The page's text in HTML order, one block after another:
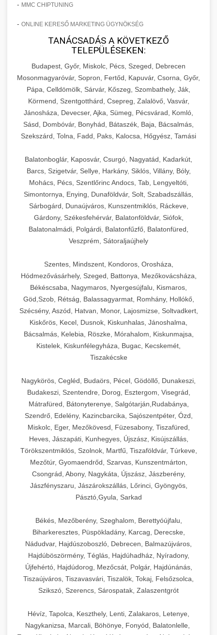
- MMC CHIPTUNING
- ONLINE KERESŐ MARKETING ÜGYNÖKSÉG
TANÁCSADÁS A KÖVETKEZŐ
TELEPÜLÉSEKEN:
Budapest, Győr, Miskolc, Pécs, Szeged, Debrecen
Mosonmagyaróvár, Sopron, Fertőd, Kapuvár, Csorna, Győr,
Pápa, Celldömölk, Sárvár, Kőszeg, Szombathely, Ják,
Körmend, Szentgotthárd, Csepreg, Zalalövő, Vasvár,
Jánosháza, Devecser, Ajka, Sümeg, Pécsvárad, Komló,
Sásd, Dombóvár, Bonyhád, Bátaszék, Baja, Bácsalmás,
Szekszárd, Tolna, Fadd, Paks, Kalocsa, Hőgyész, Tamási
Balatonboglár, Kaposvár, Csurgó, Nagyatád, Kadarkút,
Barcs, Szigetvár, Sellye, Harkány, Siklós, Villány, Bóly,
Mohács, Pécs, Szentlőrinc Andocs, Tab, Lengyeltóti,
Simontornya, Enying, Dunaföldvár, Solt, Szabadszállás,
Sárbogárd, Dunaújváros, Kunszentmiklós, Ráckeve,
Gárdony, Székesfehérvár, Balatonföldvár, Siófok,
Balatonalmádi, Polgárdi, Balatonfűzfő, Balatonfüred,
Veszprém, Sátoraljaújhely
Szentes, Mindszent, Kondoros, Orosháza,
Hódmezővásárhely, Szeged, Battonya, Mezőkovácsháza,
Békéscsaba, Nagymaros, Nyergesújfalu, Kismaros,
Göd,Szob, Rétság, Balassagyarmat, Romhány, Hollókő,
Szécsény, Aszód, Hatvan, Monor, Lajosmizse, Soltvadkert,
Kiskőrös, Kecel, Dusnok, Kiskunhalas, Jánoshalma,
Bácsalmás, Kelebia, Röszke, Mórahalom, Kiskunmajsa,
Kistelek, Kiskunfélegyháza, Bugac, Kecskemét,
Tiszakécske
Nagykörös, Cegléd, Budaörs, Pécel, Gödöllő, Dunakeszi,
Budakeszi, Szentendre, Dorog, Esztergom, Visegrád,
Mátrafüred, Bátonyterenye, Salgótarján,Rudabánya,
Szendrő, Edelény, Kazincbarcika, Sajószentpéter, Ózd,
Miskolc, Eger, Mezőkövesd, Füzesabony, Tiszafüred,
Heves, Jászapáti, Kunhegyes, Újszász, Kisújszállás,
Törökszentmiklós, Szolnok, Martfű, Tiszaföldvár, Túrkeve,
Mezőtúr, Gyomaendrőd, Szarvas, Kunszentmárton,
Csongrád, Abony, Nagykáta, Újszász, Jászberény,
Jászfényszaru, Jászárokszállás, Lőrinci, Gyöngyös,
Pásztó,Gyula, Sarkad
Békés, Mezőberény, Szeghalom, Berettyóújfalu,
Biharkeresztes, Püspökladány, Karcag, Derecske,
Nádudvar, Hajdúszoboszló, Debrecen, Balmazújváros,
Hajdúböszörmény, Téglás, Hajdúhadház, Nyíradony,
Újfehértó, Hajdúdorog, Mezőcsát, Polgár, Hajdúnánás,
Tiszaújváros, Tiszavasvári, Tiszalök, Tokaj, Felsőzsolca,
Szikszó, Szerencs, Sárospatak, Zalaszentgrót
Hévíz, Tapolca, Keszthely, Lenti, Zalakaros, Letenye,
Nagykanizsa, Marcali, Böhönye, Fonyód, Balatonlelle,